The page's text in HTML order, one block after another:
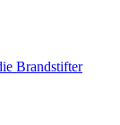
Brandstifter